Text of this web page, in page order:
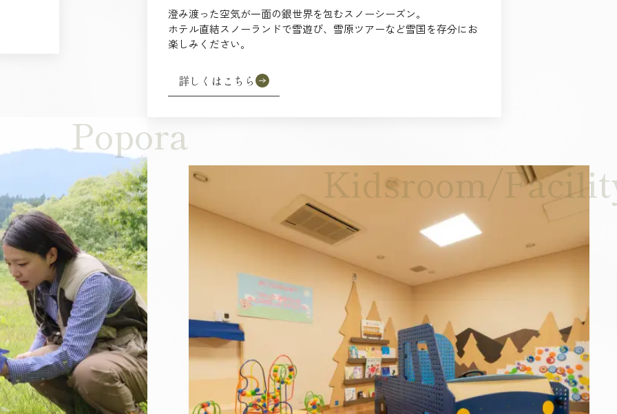
澄み渡った空気が一面の銀世界を包むスノーシーズン。
ホテル直結スノーランドで雪遊び、雪原ツアーなど雪国を存分にお
楽しみください。
詳しくはこちら
Popora
Kidsroom/